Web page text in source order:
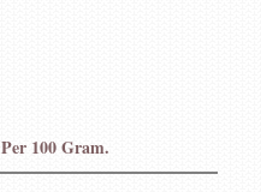
Per 100 Gram.